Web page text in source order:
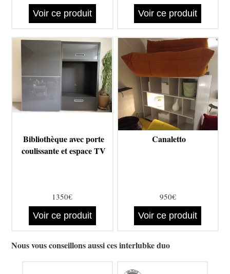
Voir ce produit
Voir ce produit
Bibliothèque avec porte
coulissante et espace TV
1350€
Voir ce produit
Canaletto
950€
Voir ce produit
Nous vous conseillons aussi ces interlubke duo